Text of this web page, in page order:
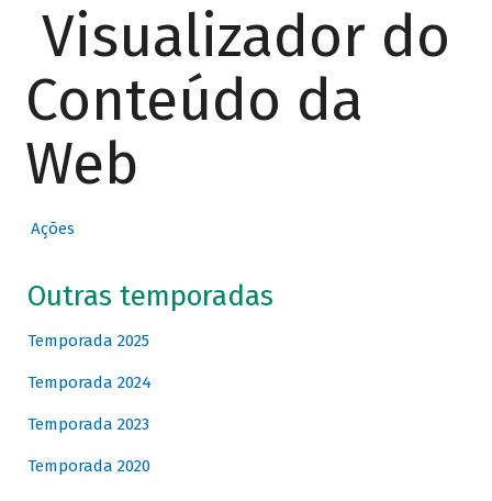
Visualizador do
Conteúdo da
Web
Ações
Outras temporadas
Temporada 2025
Temporada 2024
Temporada 2023
Temporada 2020